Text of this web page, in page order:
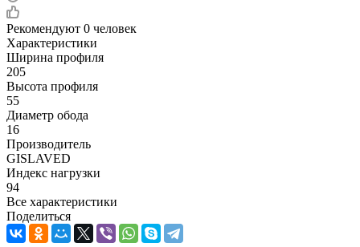
Рекомендуют 0 человек
Характеристики
Ширина профиля
205
Высота профиля
55
Диаметр обода
16
Производитель
GISLAVED
Индекс нагрузки
94
Все характеристики
Поделиться